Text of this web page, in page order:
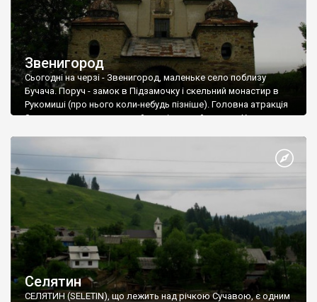
Звенигород
Сьогодні на черзі - Звенигород, маленьке село поблизу
Бучача. Поруч - замок в Підзамочку і скельний монастир в
Рукомиші (про нього коли-небудь пізніше). Головна атракція
Звенигорода - симпатичний оригінальний костел. Храм не
міжвоєнний період.
Селятин
СЕЛЯТИН (SELETIN), що лежить над річкою Сучавою, є одним